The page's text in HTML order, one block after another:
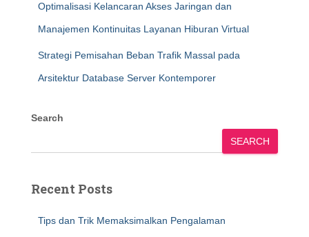
Optimalisasi Kelancaran Akses Jaringan dan
Manajemen Kontinuitas Layanan Hiburan Virtual
Strategi Pemisahan Beban Trafik Massal pada
Arsitektur Database Server Kontemporer
Search
SEARCH
Recent Posts
Tips dan Trik Memaksimalkan Pengalaman